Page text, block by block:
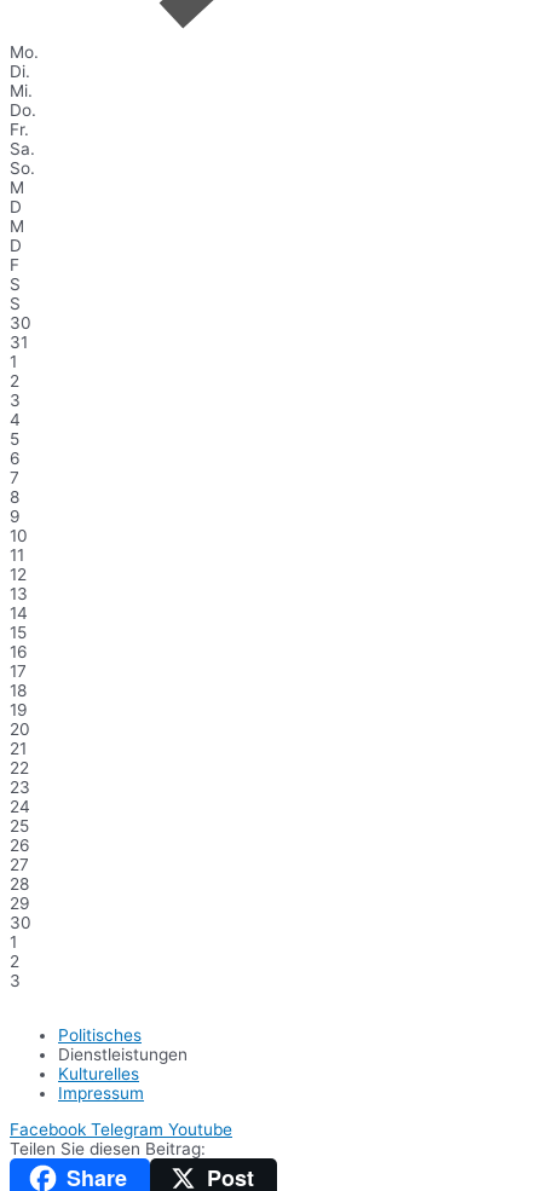
Mo.
Di.
Mi.
Do.
Fr.
Sa.
So.
M
D
M
D
F
S
S
30
31
1
2
3
4
5
6
7
8
9
10
11
12
13
14
15
16
17
18
19
20
21
22
23
24
25
26
27
28
29
30
1
2
3
Politisches
Dienstleistungen
Kulturelles
Impressum
Facebook Telegram Youtube
Teilen Sie diesen Beitrag:
Share Post